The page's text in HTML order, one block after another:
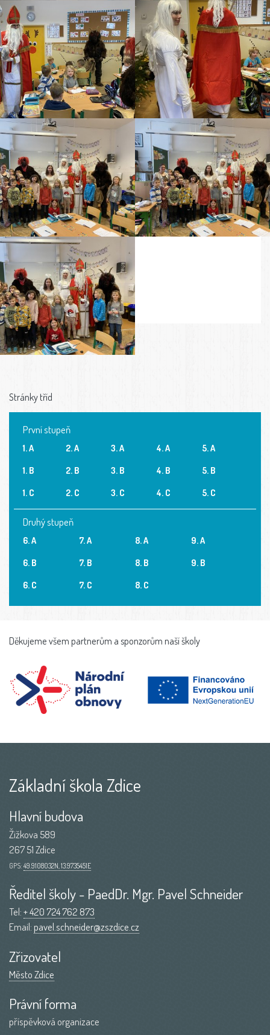
Stránky tříd
První stupeň
1. A
1. B
1. C
2. A
2. B
2. C
3. A
3. B
3. C
4. A
4. B
4. C
5. A
5. B
5. C
Druhý stupeň
6. A
6. B
6. C
7. A
7. B
7. C
8. A
8. B
8. C
9. A
9. B
Děkujeme všem partnerům a sponzorům naší školy
Základní škola Zdice
Hlavní budova
Žižkova 589
267 51 Zdice
GPS: 49.9108032N, 13.9735451E
Ředitel školy - PaedDr. Mgr. Pavel Schneider
Tel:+ 420 724 762 873
Email:pavel.schneider@zszdice.cz
Zřizovatel
Město Zdice
Právní forma
příspěvková organizace